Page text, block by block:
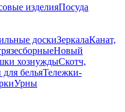
изделияПосуда
доскиЗеркалаКанат,
Новый
хознуждыСкотч,
бельяТележки-
Урны